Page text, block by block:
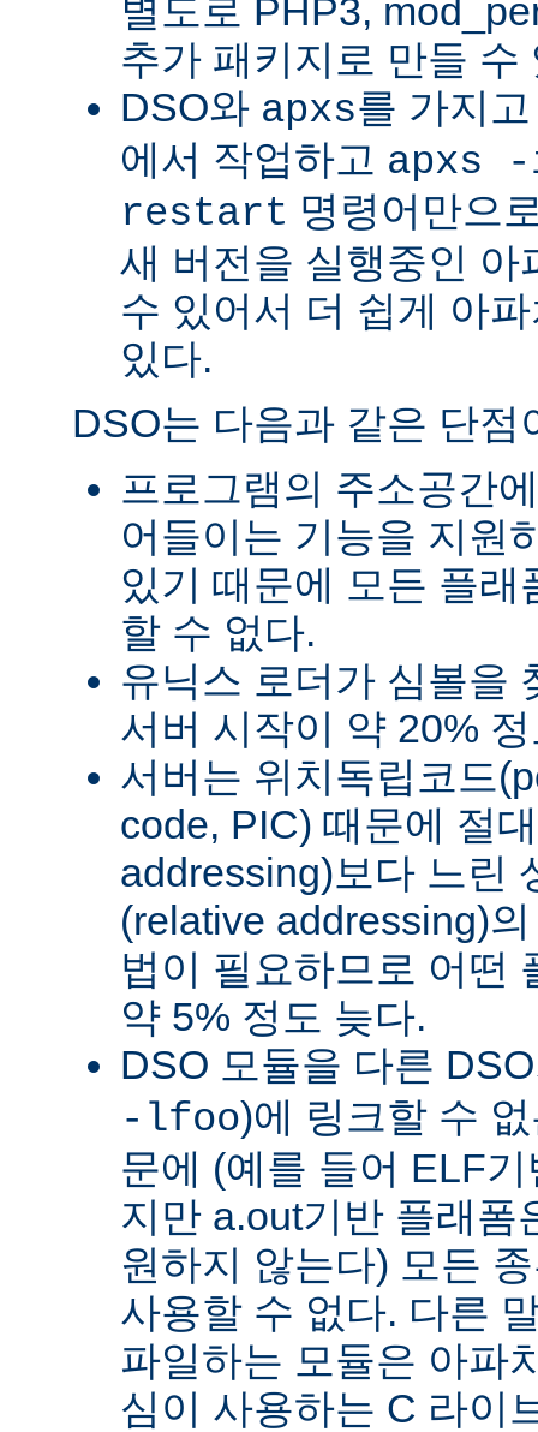
별도로 PHP3,
추가 패키지로 만들 수
DSO와 apxs를 가지
에서 작업하고 apxs
restart 명령어만으
새 버전을 실행중인 아
수 있어서 더 쉽게 아
있다.
DSO는 다음과 같은 단점
프로그램의 주소공간
어들이는 기능을 지원
있기 때문에 모든 플
할 수 없다.
유닉스 로더가 심볼을
서버 시작이 약 20%
서버는 위치독립코드
code, PIC) 때문에 절
addressing)보다 느린
(relative addressing)
법이 필요하므로 어떤
약 5% 정도 늦다.
DSO 모듈을 다른
-lfoo)에 링크할 수
문에 (예를 들어 ELF
지만 a.out기반 플래폼
원하지 않는다) 모든
사용할 수 없다. 다른
파일하는 모듈은 아파
심이 사용하는 C 라이